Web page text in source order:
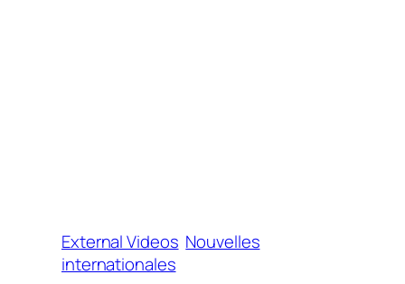
External Videos Nouvelles
internationales